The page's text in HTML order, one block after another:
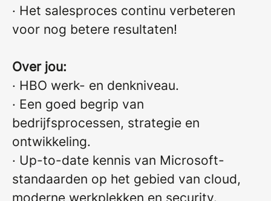
· Het salesproces continu verbeteren
voor nog betere resultaten!
Over jou:
· HBO werk- en denkniveau.
· Een goed begrip van
bedrijfsprocessen, strategie en
ontwikkeling.
· Up-to-date kennis van Microsoft-
standaarden op het gebied van cloud,
moderne werkplekken en security.